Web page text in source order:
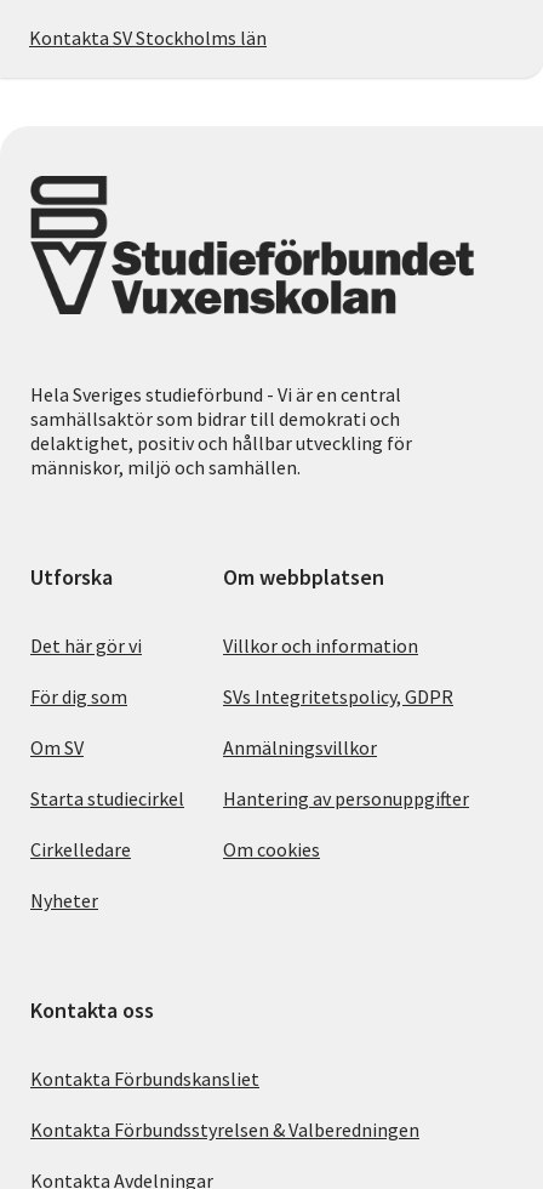
Kontakta SV Stockholms län
Hela Sveriges studieförbund - Vi är en central
samhällsaktör som bidrar till demokrati och
delaktighet, positiv och hållbar utveckling för
människor, miljö och samhällen.
Utforska
Det här gör vi
För dig som
Om SV
Starta studiecirkel
Cirkelledare
Nyheter
Om webbplatsen
Villkor och information
SVs Integritetspolicy, GDPR
Anmälningsvillkor
Hantering av personuppgifter
Om cookies
Kontakta oss
Kontakta Förbundskansliet
Kontakta Förbundsstyrelsen & Valberedningen
Kontakta Avdelningar